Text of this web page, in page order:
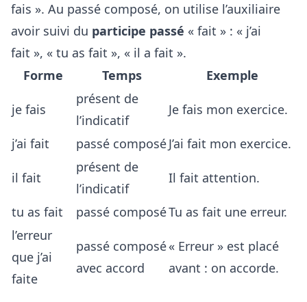
fais ». Au passé composé, on utilise l’auxiliaire
avoir suivi du participe passé « fait » : « j’ai
fait », « tu as fait », « il a fait ».
Forme
Temps Exemple
je fais
présent de
l’indicatif
Je fais mon exercice.
j’ai fait passé composéJ’ai fait mon exercice.
il fait
présent de
l’indicatif
Il fait attention.
tu as fait passé composéTu as fait une erreur.
l’erreur
que j’ai
faite
passé composé
avec accord
« Erreur » est placé
avant : on accorde.